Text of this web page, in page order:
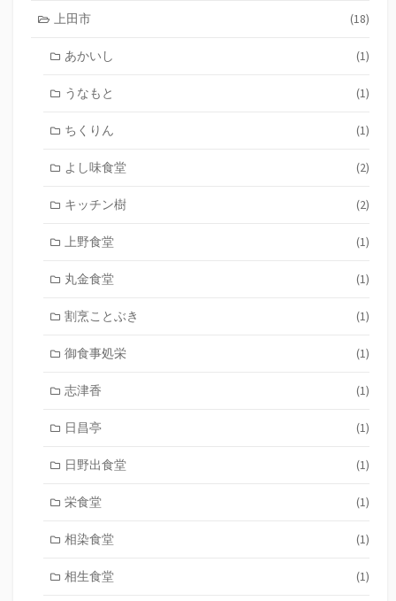
上田市 (18)
あかいし (1)
うなもと (1)
ちくりん (1)
よし味食堂 (2)
キッチン樹 (2)
上野食堂 (1)
丸金食堂 (1)
割烹ことぶき (1)
御食事処栄 (1)
志津香 (1)
日昌亭 (1)
日野出食堂 (1)
栄食堂 (1)
相染食堂 (1)
相生食堂 (1)